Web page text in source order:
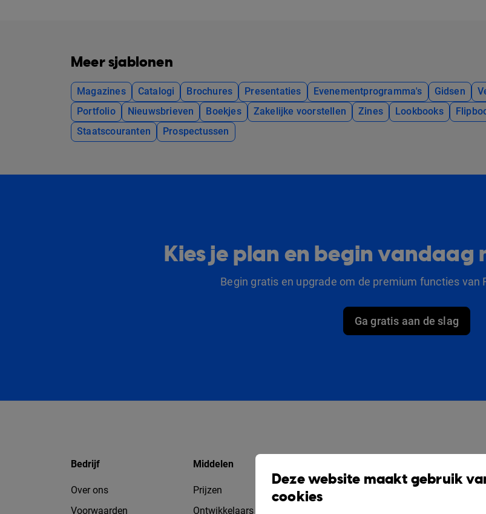
Meer sjablonen
Magazines Catalogi Brochures Presentaties Evenementprogramma's Gidsen
Portfolio
Nieuwsbrieven Boekjes Zakelijke voorstellen Zines Lookbooks
Staatscouranten
Prospectussen
Kies je plan en begin vandaag
Begin gratis en upgrade om de premium functies van
Ga gratis aan de slag
Bedrijf
Over ons
Voorwaarden
Middelen
Prijzen
Ontwikkelaars
Deze website maakt gebruik
cookies